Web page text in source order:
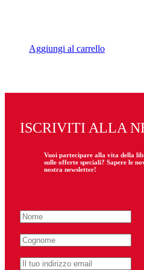
Aggiungi al carrello
ISCRIVITI ALLA
Vuoi partecipare alla vita della
sulle offerte speciali? Sapere le
nostra newsletter!